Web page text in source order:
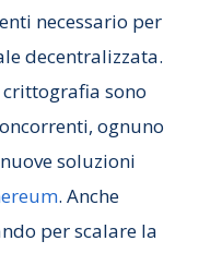
necessario per
decentralizzata.
sono
ognuno
soluzioni
. Anche
per scalare la